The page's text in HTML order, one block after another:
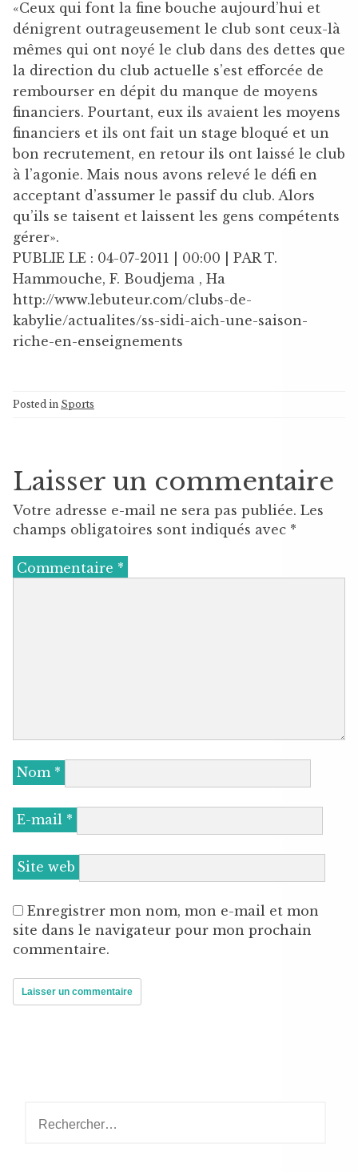
«Ceux qui font la fine bouche aujourd’hui et
dénigrent outrageusement le club sont ceux-là
mêmes qui ont noyé le club dans des dettes que
la direction du club actuelle s’est efforcée de
rembourser en dépit du manque de moyens
financiers. Pourtant, eux ils avaient les moyens
financiers et ils ont fait un stage bloqué et un
bon recrutement, en retour ils ont laissé le club
à l’agonie. Mais nous avons relevé le défi en
acceptant d’assumer le passif du club. Alors
qu’ils se taisent et laissent les gens compétents
gérer».
PUBLIE LE : 04-07-2011 | 00:00 | PAR T.
Hammouche, F. Boudjema , Ha
http://www.lebuteur.com/clubs-de-
kabylie/actualites/ss-sidi-aich-une-saison-
riche-en-enseignements
Posted in Sports
Laisser un commentaire
Votre adresse e-mail ne sera pas publiée. Les
champs obligatoires sont indiqués avec *
Commentaire *
Nom *
E-mail *
Site web
Enregistrer mon nom, mon e-mail et mon
site dans le navigateur pour mon prochain
commentaire.